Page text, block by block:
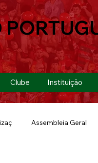
Clube Instituição
Assembleia Geral